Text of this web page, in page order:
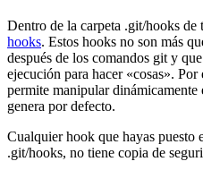
Dentro de la carpeta .git/hooks de
hooks. Estos hooks no son más
después de los comandos git y
ejecución para hacer «cosas». Por
permite manipular dinámicamente
genera por defecto.
Cualquier hook que hayas puesto
.git/hooks, no tiene copia de